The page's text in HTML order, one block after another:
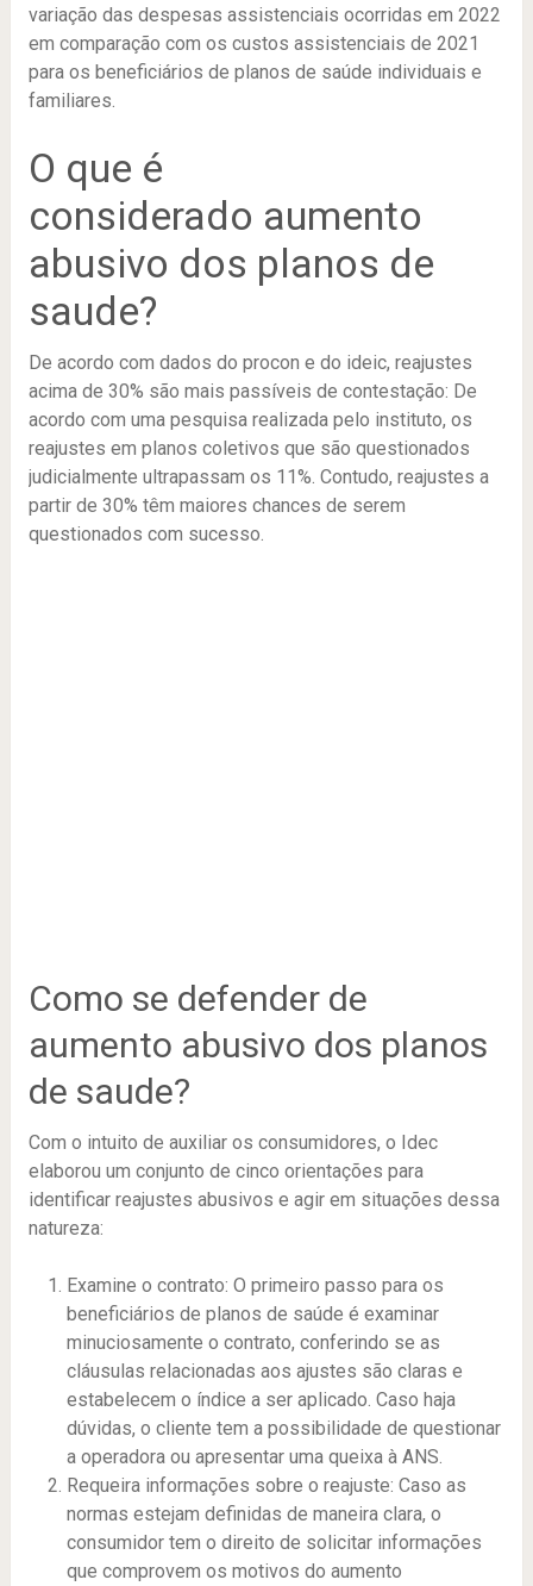
variação das despesas assistenciais ocorridas em 2022
em comparação com os custos assistenciais de 2021
para os beneficiários de planos de saúde individuais e
familiares.
O que é
considerado aumento
abusivo dos planos de
saude?
De acordo com dados do procon e do ideic, reajustes
acima de 30% são mais passíveis de contestação: De
acordo com uma pesquisa realizada pelo instituto, os
reajustes em planos coletivos que são questionados
judicialmente ultrapassam os 11%. Contudo, reajustes a
partir de 30% têm maiores chances de serem
questionados com sucesso.
Como se defender de
aumento abusivo dos planos
de saude?
Com o intuito de auxiliar os consumidores, o Idec
elaborou um conjunto de cinco orientações para
identificar reajustes abusivos e agir em situações dessa
natureza:
Examine o contrato: O primeiro passo para os
beneficiários de planos de saúde é examinar
minuciosamente o contrato, conferindo se as
cláusulas relacionadas aos ajustes são claras e
estabelecem o índice a ser aplicado. Caso haja
dúvidas, o cliente tem a possibilidade de questionar
a operadora ou apresentar uma queixa à ANS.
Requeira informações sobre o reajuste: Caso as
normas estejam definidas de maneira clara, o
consumidor tem o direito de solicitar informações
que comprovem os motivos do aumento